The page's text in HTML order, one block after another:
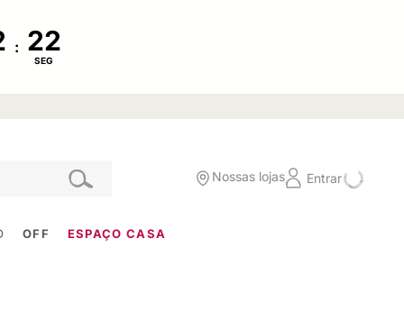
:
SEG
Nossas lojas Entrar
OFF ESPAÇO CASA